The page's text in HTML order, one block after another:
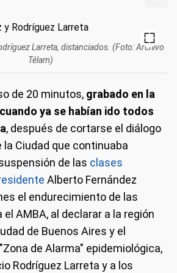
Larreta, distanciados. (Foto: Archivo
Télam)
de 20 minutos, grabado en la
ya se habían ido todos
, después de cortarse el diálogo
la Ciudad que continuaba
de las clases
Alberto Fernández
el endurecimiento de las
el AMBA, al declarar a la región
de Buenos Aires y el
de Alarma" epidemiológica,
Rodríguez Larreta y a los